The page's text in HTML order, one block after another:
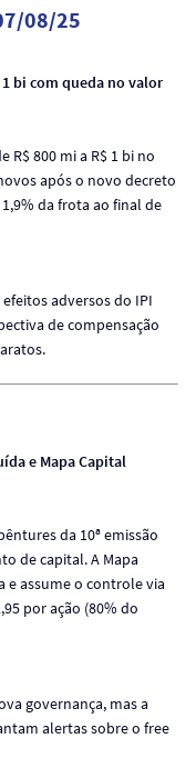
08/25
bi com queda no valor
800 mi a R$ 1 bi no
após o novo decreto
da frota ao final de
adversos do IPI
de compensação
e Mapa Capital
da 10ª emissão
de capital. A Mapa
e assume o controle via
por ação (80% do
governança, mas a
alertas sobre o free